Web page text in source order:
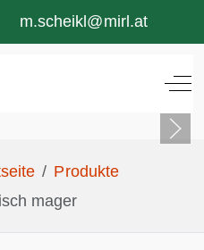
m.scheikl@mirl.at
Produkte
mager